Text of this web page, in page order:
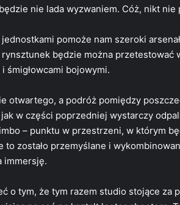
nie lada wyzwaniem. Cóż, nikt nie
pomoże nam szeroki
będzie można przetestować
śmigłowcami bojowymi.
otwartego, a podróż pomiędzy
w części poprzedniej wystarczy
– punktu w przestrzeni, w którym
to zostało przemyślane i
immersję.
o tym, że tym razem studio stojące za